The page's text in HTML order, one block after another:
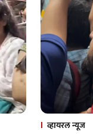
व्हायरल न्यूज